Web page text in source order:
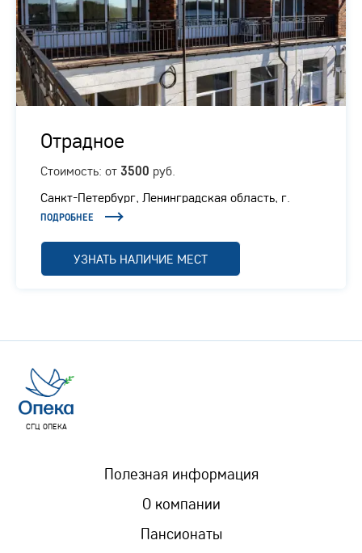
Отрадное
Стоимость: от 3500 руб.
Санкт-Петербург, Ленинградская область, г.
Отрадное, Ленинградское шоссе, 1/1
ПОДРОБНЕЕ
УЗНАТЬ НАЛИЧИЕ МЕСТ
СГЦ ОПЕКА
Пансионаты
Полезная информация
О компании